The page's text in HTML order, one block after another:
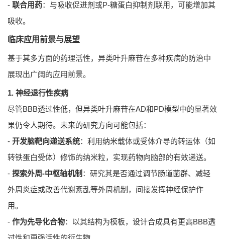
- 联合用药：与吸收促进剂或P-糖蛋白抑制剂联用，可能增加其
吸收。
临床应用前景与展望
基于其多方面的药理活性，异类叶升麻苷在多种疾病的防治中
展现出广阔的应用前景。
1. 神经退行性疾病
尽管BBB透过性低，但异类叶升麻苷在AD和PD模型中的显著效
果仍令人期待。未来的研究方向可能包括：
- 开发脑靶向递送系统：利用纳米载体或受体介导的转运体（如
转铁蛋白受体）修饰的纳米粒，实现药物向脑部的有效递送。
- 探索外周-中枢轴机制 ：研究其是否通过调节肠道菌群、减轻
外周炎症或改善代谢紊乱等外周机制，间接发挥神经保护作
用。
- 作为先导化合物：以其结构为模板，设计合成具有更高BBB透